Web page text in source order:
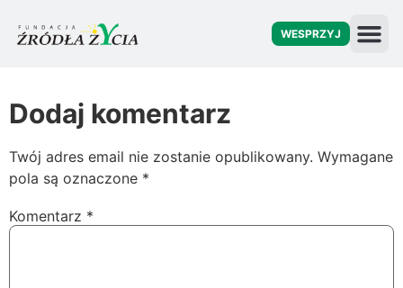
WESPRZYJ
Dodaj komentarz
Twój adres email nie zostanie opublikowany. Wymagane
pola są oznaczone *
Komentarz *